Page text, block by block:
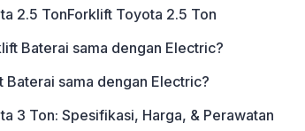
Forklift Toyota 2.5 Ton
Baterai sama dengan Electric?